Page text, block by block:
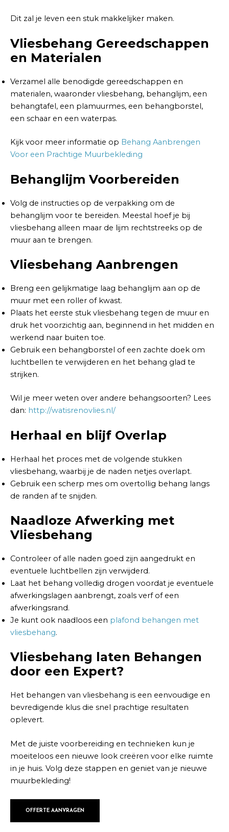
Dit zal je leven een stuk makkelijker maken.
Vliesbehang Gereedschappen
en Materialen
Verzamel alle benodigde gereedschappen en
materialen, waaronder vliesbehang, behanglijm, een
behangtafel, een plamuurmes, een behangborstel,
een schaar en een waterpas.
Kijk voor meer informatie op Behang Aanbrengen
Voor een Prachtige Muurbekleding
Behanglijm Voorbereiden
Volg de instructies op de verpakking om de
behanglijm voor te bereiden. Meestal hoef je bij
vliesbehang alleen maar de lijm rechtstreeks op de
muur aan te brengen.
Vliesbehang Aanbrengen
Breng een gelijkmatige laag behanglijm aan op de
muur met een roller of kwast.
Plaats het eerste stuk vliesbehang tegen de muur en
druk het voorzichtig aan, beginnend in het midden en
werkend naar buiten toe.
Gebruik een behangborstel of een zachte doek om
luchtbellen te verwijderen en het behang glad te
strijken.
Wil je meer weten over andere behangsoorten? Lees
dan: http://watisrenovlies.nl/
Herhaal en blijf Overlap
Herhaal het proces met de volgende stukken
vliesbehang, waarbij je de naden netjes overlapt.
Gebruik een scherp mes om overtollig behang langs
de randen af te snijden.
Naadloze Afwerking met
Vliesbehang
Controleer of alle naden goed zijn aangedrukt en
eventuele luchtbellen zijn verwijderd.
Laat het behang volledig drogen voordat je eventuele
afwerkingslagen aanbrengt, zoals verf of een
afwerkingsrand.
Je kunt ook naadloos een plafond behangen met
vliesbehang.
Vliesbehang laten Behangen
door een Expert?
Het behangen van vliesbehang is een eenvoudige en
bevredigende klus die snel prachtige resultaten
oplevert.
Met de juiste voorbereiding en technieken kun je
moeiteloos een nieuwe look creëren voor elke ruimte
in je huis. Volg deze stappen en geniet van je nieuwe
muurbekleding!
OFFERTE AANVRAGEN